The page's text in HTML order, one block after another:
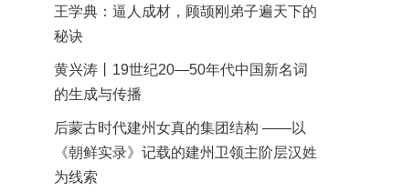
王学典：逼人成材，顾颉刚弟子遍天下的
秘诀
黄兴涛丨19世纪20—50年代中国新名词
的生成与传播
后蒙古时代建州女真的集团结构 ——以
《朝鲜实录》记载的建州卫领主阶层汉姓
为线索